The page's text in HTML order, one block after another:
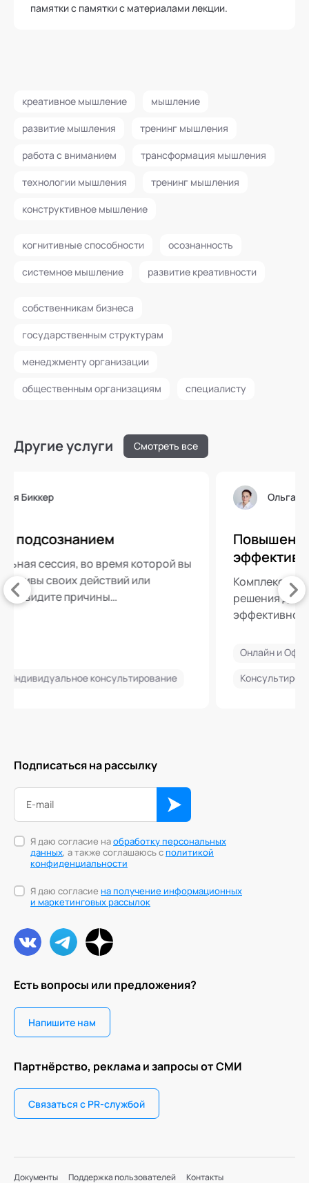
памятки с памятки с материалами лекции.
креативное мышление мышление
развитие мышления тренинг мышления
работа с вниманием трансформация мышления
технологии мышления тренинг мышления
конструктивное мышление
когнитивные способности осознанность
системное мышление развитие креативности
собственникам бизнеса
государственным структурам
менеджменту организации
общественным организациям специалисту
Другие услуги Смотреть все
Повышение когнитивной командной
эффективности. Хологогика
Комплексные, научно обоснованные
решения для повышения когнитивной
Консультирование организаций
Есть вопросы или предложения?
Напишите нам
Партнёрство, реклама и запросы от СМИ
Связаться с PR-службой
Подписаться на рассылку
Я даю согласие наобработку персональных
данных, а также соглашаюсь сполитикой
конфиденциальности
Я даю согласие на получение информационных
и маркетинговых рассылок
Документы Поддержка пользователей Контакты